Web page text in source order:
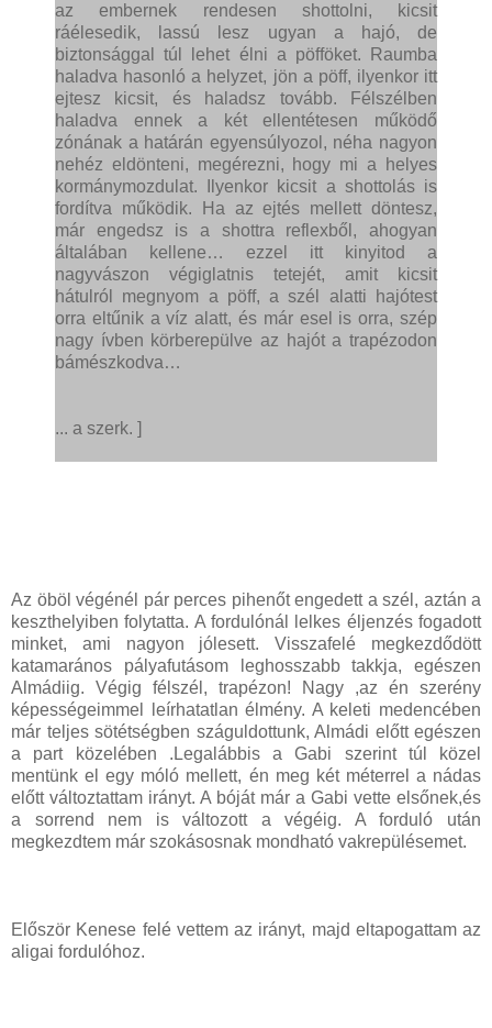
az embernek rendesen shottolni, kicsit
ráélesedik, lassú lesz ugyan a hajó, de
biztonsággal túl lehet élni a pöfföket. Raumba
haladva hasonló a helyzet, jön a pöff, ilyenkor itt
ejtesz kicsit, és haladsz tovább. Félszélben
haladva ennek a két ellentétesen működő
zónának a határán egyensúlyozol, néha nagyon
nehéz eldönteni, megérezni, hogy mi a helyes
kormánymozdulat. Ilyenkor kicsit a shottolás is
fordítva működik. Ha az ejtés mellett döntesz,
már engedsz is a shottra reflexből, ahogyan
általában kellene… ezzel itt kinyitod a
nagyvászon végiglatnis tetejét, amit kicsit
hátulról megnyom a pöff, a szél alatti hajótest
orra eltűnik a víz alatt, és már esel is orra, szép
nagy ívben körberepülve az hajót a trapézodon
bámészkodva…
... a szerk. ]
Az öböl végénél pár perces pihenőt engedett a szél, aztán a
keszthelyiben folytatta. A fordulónál lelkes éljenzés fogadott
minket, ami nagyon jólesett. Visszafelé megkezdődött
katamarános pályafutásom leghosszabb takkja, egészen
Almádiig. Végig félszél, trapézon! Nagy ,az én szerény
képességeimmel leírhatatlan élmény. A keleti medencében
már teljes sötétségben száguldottunk, Almádi előtt egészen
a part közelében .Legalábbis a Gabi szerint túl közel
mentünk el egy móló mellett, én meg két méterrel a nádas
előtt változtattam irányt. A bóját már a Gabi vette elsőnek,és
a sorrend nem is változott a végéig. A forduló után
megkezdtem már szokásosnak mondható vakrepülésemet.
Először Kenese felé vettem az irányt, majd eltapogattam az
aligai fordulóhoz.